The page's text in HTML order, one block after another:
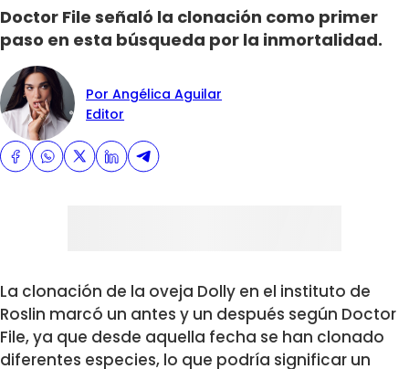
Doctor File señaló la clonación como primer
paso en esta búsqueda por la inmortalidad.
Por Angélica Aguilar
Editor
La clonación de la oveja Dolly en el instituto de
Roslin marcó un antes y un después según Doctor
File, ya que desde aquella fecha se han clonado
diferentes especies, lo que podría significar un